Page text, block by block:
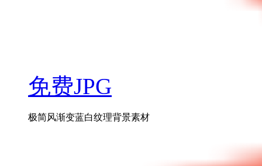
免费JPG
极简风渐变蓝白纹理背景素材